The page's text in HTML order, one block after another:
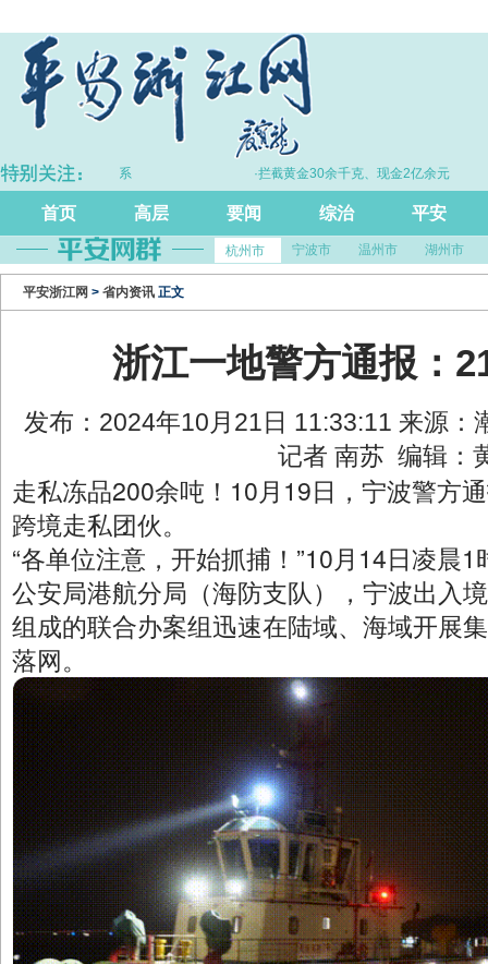
诈工作体系 ·拦截黄金30余千克、现金2亿余元
首页 高层 要闻 综治 平安
杭州市 宁波市 温州市 湖州市
平安浙江网 > 省内资讯 正文
浙江一地警方通报：
发布：2024年10月21日 11:33:11 来源
记者 南苏 编辑：
走私冻品200余吨！10月19日，宁波警方
跨境走私团伙。
“各单位注意，开始抓捕！”10月14日凌晨
公安局港航分局（海防支队），宁波出入
组成的联合办案组迅速在陆域、海域开展
落网。